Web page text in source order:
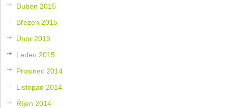
Duben 2015
Březen 2015
Únor 2015
Leden 2015
Prosinec 2014
Listopad 2014
Říjen 2014